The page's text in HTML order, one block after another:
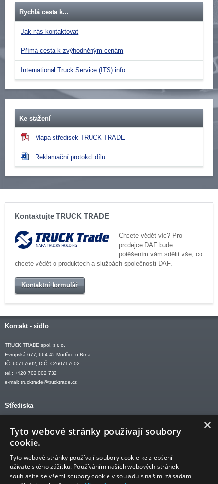
Rychlá cesta k...
Jak nás kontaktovat
Přímá cesta k zvýhodněným cenám
International Truck Service (ITS) info
Ke stažení
Mapa středisek TRUCK TRADE
Reklamační protokol dílu
Kontaktujte TRUCK TRADE
Chcete vědět víc? Pro
prodejce DAF bude
potěšením vám sdělit vše, co
chcete vědět o produktech a službách společnosti DAF.
Kontaktní formulář
Kontakt - sídlo
TRUCK TRADE spol. s r. o.
Evropská 677, 664 42 Modřice u Brna
IČ: 60717602, DIČ: CZ60717602
tel.: +420 702 002 732
e-mail: trucktrade@trucktrade.cz
Střediska
OSTRAVA tel: +420 602 547 882
OTROKOVICE tel: +420 577 110 921-2
×
Tyto webové stránky používají soubory
cookie.
Tyto webové stránky používají soubory cookie ke zlepšení
uživatelského zážitku. Používáním našich webových stránek
souhlasíte se všemi soubory cookie v souladu s našimi zásadami